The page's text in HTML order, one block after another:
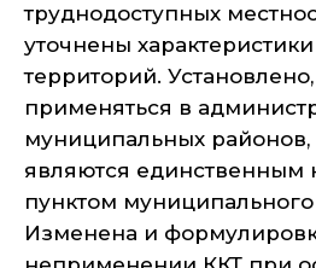
труднодоступных
уточнены характеристики
территорий.
применяться в
муниципальных районов,
являются единственным
пунктом
Изменена и